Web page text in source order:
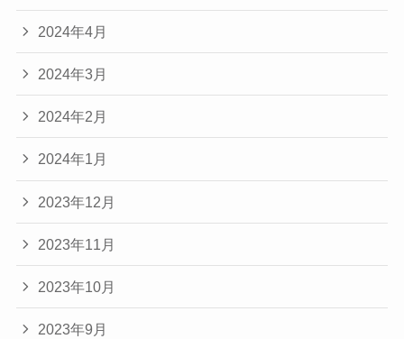
2024年4月
2024年3月
2024年2月
2024年1月
2023年12月
2023年11月
2023年10月
2023年9月